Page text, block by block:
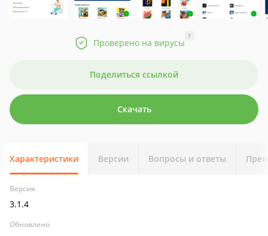
Проверено на вирусы
?
Поделиться ссылкой
Скачать
Характеристики Версии Вопросы и ответы
Версия
3.1.4
Обновлено